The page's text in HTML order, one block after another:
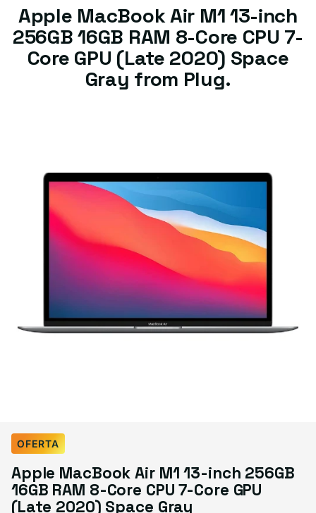
Apple MacBook Air M1 13-inch
256GB 16GB RAM 8-Core CPU 7-
Core GPU (Late 2020) Space
Gray from Plug.
Select Condition
Good
$499.99
Visible scratches or dents; works like new. Backed by a 1-year warranty.
OFERTA
Apple MacBook Air M1 13-inch 256GB
16GB RAM 8-Core CPU 7-Core GPU
(Late 2020) Space Gray